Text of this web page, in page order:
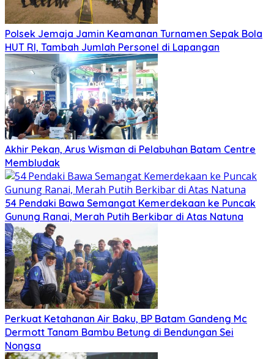
Polsek Jemaja Jamin Keamanan Turnamen Sepak Bola
HUT RI, Tambah Jumlah Personel di Lapangan
Akhir Pekan, Arus Wisman di Pelabuhan Batam Centre
Membludak
54 Pendaki Bawa Semangat Kemerdekaan ke Puncak
Gunung Ranai, Merah Putih Berkibar di Atas Natuna
Perkuat Ketahanan Air Baku, BP Batam Gandeng Mc
Dermott Tanam Bambu Betung di Bendungan Sei
Nongsa